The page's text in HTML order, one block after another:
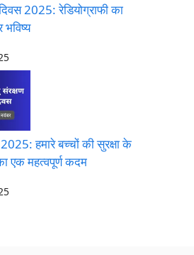
दिवस 2025: रेडियोग्राफी का
हमारे बच्चों की सुरक्षा के
एक महत्वपूर्ण कदम